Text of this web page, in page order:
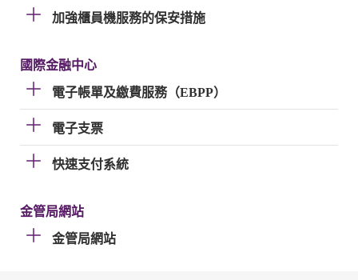
加強櫃員機服務的保安措施
國際金融中心
電子帳單及繳費服務（EBPP）
電子支票
快速支付系統
金管局網站
金管局網站